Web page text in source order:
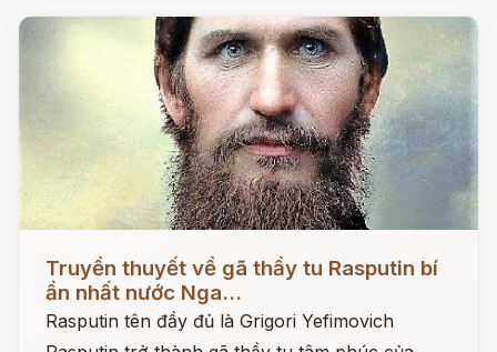
Đọc ngay
Truyền thuyết về gã thầy tu Rasputin bí
ẩn nhất nước Nga...
Rasputin tên đầy đủ là Grigori Yefimovich